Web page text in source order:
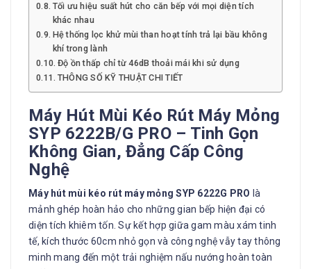
Tối ưu hiệu suất hút cho căn bếp với mọi diện tích
khác nhau
Hệ thống lọc khử mùi than hoạt tính trả lại bầu không
khí trong lành
Độ ồn thấp chỉ từ 46dB thoải mái khi sử dụng
THÔNG SỐ KỸ THUẬT CHI TIẾT
Máy Hút Mùi Kéo Rút Máy Mỏng
SYP 6222B/G PRO – Tinh Gọn
Không Gian, Đẳng Cấp Công
Nghệ
Máy hút mùi kéo rút máy mỏng SYP 6222G PRO là
mảnh ghép hoàn hảo cho những gian bếp hiện đại có
diện tích khiêm tốn. Sự kết hợp giữa gam màu xám tinh
tế, kích thước 60cm nhỏ gọn và công nghệ vẫy tay thông
minh mang đến một trải nghiệm nấu nướng hoàn toàn